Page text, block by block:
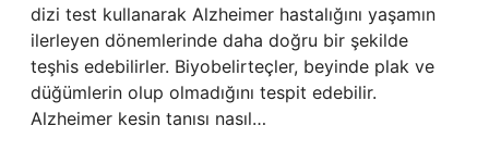
dizi test kullanarak Alzheimer hastalığını yaşamın
ilerleyen dönemlerinde daha doğru bir şekilde
teşhis edebilirler. Biyobelirteçler, beyinde plak ve
düğümlerin olup olmadığını tespit edebilir.
Alzheimer kesin tanısı nasıl…